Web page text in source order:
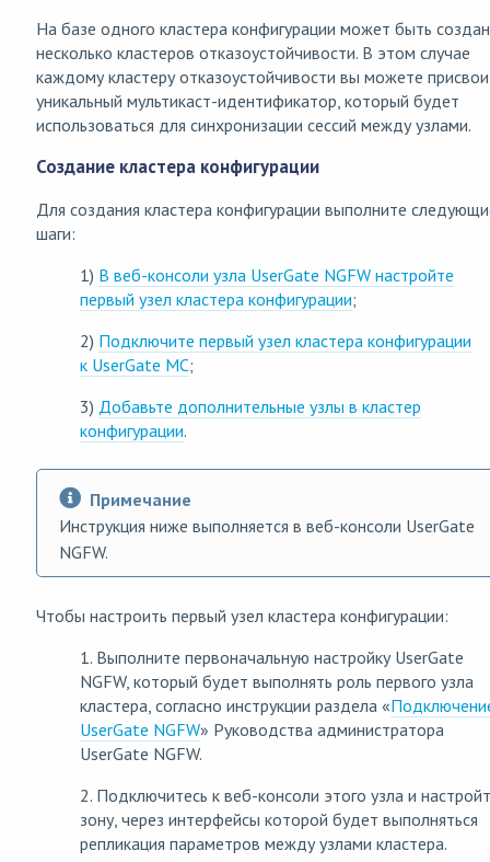
На базе одного кластера конфигурации может быть
несколько кластеров отказоустойчивости. В этом случае
каждому кластеру отказоустойчивости вы можете
уникальный мультикаст-идентификатор, который будет
использоваться для синхронизации сессий между узлами.
Создание кластера конфигурации
Для создания кластера конфигурации выполните
шаги:
1) В веб-консоли узла UserGate NGFW настройте
первый узел кластера конфигурации;
2) Подключите первый узел кластера конфигурации
к UserGate MC;
3) Добавьте дополнительные узлы в кластер
конфигурации.
Примечание
Инструкция ниже выполняется в веб-консоли UserGate
NGFW.
Чтобы настроить первый узел кластера конфигурации:
1. Выполните первоначальную настройку UserGate
NGFW, который будет выполнять роль первого узла
кластера, согласно инструкции раздела «
UserGate NGFW» Руководства администратора
UserGate NGFW.
2. Подключитесь к веб-консоли этого узла и
зону, через интерфейсы которой будет выполняться
репликация параметров между узлами кластера.